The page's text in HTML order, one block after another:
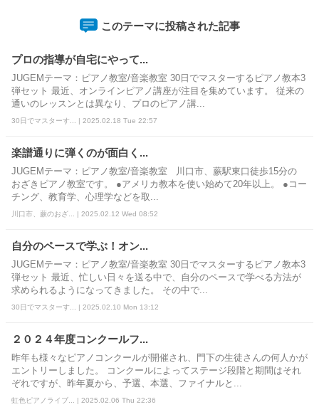
このテーマに投稿された記事
プロの指導が自宅にやって...
JUGEMテーマ：ピアノ教室/音楽教室 30日でマスターするピアノ教本3
弾セット 最近、オンラインピアノ講座が注目を集めています。 従来の
通いのレッスンとは異なり、プロのピアノ講...
30日でマスターす... | 2025.02.18 Tue 22:57
楽譜通りに弾くのが面白く...
JUGEMテーマ：ピアノ教室/音楽教室 川口市、蕨駅東口徒歩15分の
おざきピアノ教室です。 ●アメリカ教本を使い始めて20年以上。 ●コー
チング、教育学、心理学などを取...
川口市、蕨のおざ... | 2025.02.12 Wed 08:52
自分のペースで学ぶ！オン...
JUGEMテーマ：ピアノ教室/音楽教室 30日でマスターするピアノ教本3
弾セット 最近、忙しい日々を送る中で、自分のペースで学べる方法が
求められるようになってきました。 その中で...
30日でマスターす... | 2025.02.10 Mon 13:12
２０２４年度コンクールフ...
昨年も様々なピアノコンクールが開催され、門下の生徒さんの何人かが
エントリーしました。 コンクールによってステージ段階と期間はそれ
ぞれですが、昨年夏から、予選、本選、ファイナルと...
虹色ピアノライブ... | 2025.02.06 Thu 22:36